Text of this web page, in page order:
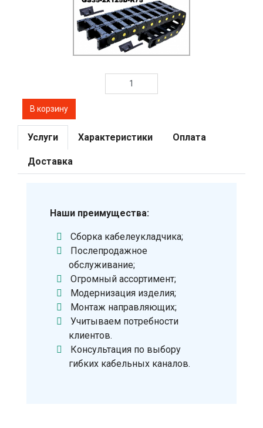
Услуги Характеристики Оплата
Доставка
Наши преимущества:
Сборка кабелеукладчика;
Послепродажное
обслуживание;
Огромный ассортимент;
Модернизация изделия;
Монтаж направляющих;
Учитываем потребности
клиентов.
Консультация по выбору
гибких кабельных каналов.